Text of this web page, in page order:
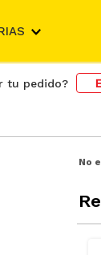
tu pedido?
No